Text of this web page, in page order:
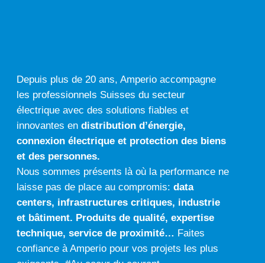
Depuis plus de 20 ans, Amperio accompagne
les professionnels Suisses du secteur
électrique avec des solutions fiables et
innovantes endistribution d’énergie,
connexion électriqueet protection des biens
et des personnes.
Nous sommes présents là où la performance ne
laisse pas de place au compromis:data
centers, infrastructures critiques, industrie
et bâtiment. Produits de qualité,expertise
technique,service de proximité… Faites
confiance à Amperio pour vos projets les plus